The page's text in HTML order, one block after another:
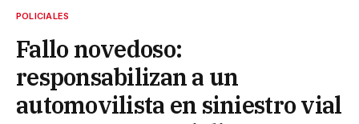
POLICIALES
Fallo novedoso:
responsabilizan a un
automovilista en siniestro vial